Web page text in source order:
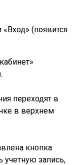
(появится
переходят в
в верхнем
кнопка
учетную запись,